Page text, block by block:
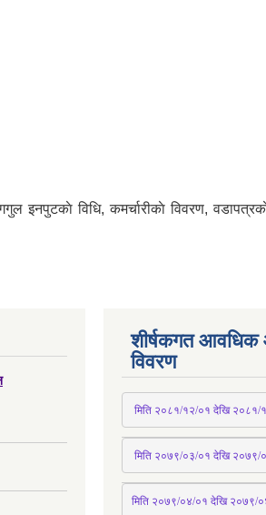
इनपुटकाे विधि, कमर्चारीकाे विवरण,
शीर्षकगत
विवरण
मिति २०८१/१२/०१ देखि २०८१/
मिति २०७९/०३/०१ देखि २०७९/
मिति २०७९/०४/०१ देखि २०७९/